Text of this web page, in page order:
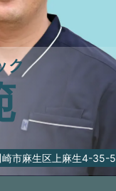
ク
崎市麻生区上麻生4-35-5